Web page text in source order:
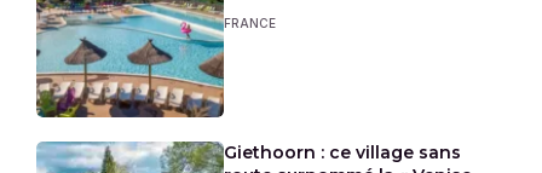
FRANCE
Giethoorn : ce village sans